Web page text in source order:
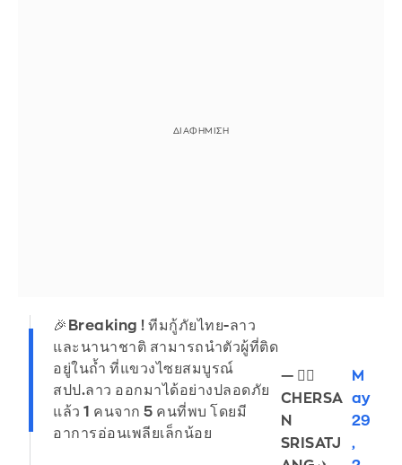
🎉Breaking ! ทีมกู้ภัยไทย-ลาว
และนานาชาติ สามารถนำตัวผู้ที่ติด
อยู่ในถ้ำ ที่แขวงไซยสมบูรณ์
สปป.ลาว ออกมาได้อย่างปลอดภัย
แล้ว 1 คนจาก 5 คนที่พบ โดยมี
อาการอ่อนเพลียเล็กน้อย
— 🏳️‍🌈
CHERSA
N
SRISATJ
M
ay
29
,